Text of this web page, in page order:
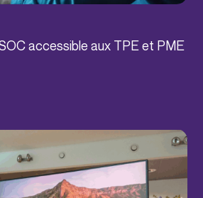
accessible aux TPE et PME